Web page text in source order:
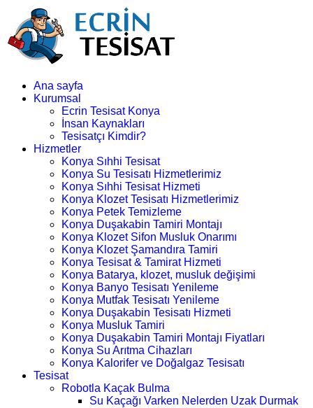
Ana sayfa
Kurumsal
Ecrin Tesisat Konya
İnsan Kaynakları
Tesisatçı Kimdir?
Hizmetler
Konya Sıhhi Tesisat
Konya Su Tesisatı Hizmetlerimiz
Konya Sıhhi Tesisat Hizmeti
Konya Klozet Tesisatı Hizmetlerimiz
Konya Petek Temizleme
Konya Duşakabin Tamiri Montajı
Konya Klozet Sifon Musluk Onarımı
Konya Klozet Şamandıra Tamiri
Konya Tesisat & Tamirat Hizmeti
Konya Batarya, klozet, musluk değişimi
Konya Banyo Tesisatı Yenileme
Konya Mutfak Tesisatı Yenileme
Konya Duşakabin Tesisatı Hizmeti
Konya Musluk Tamiri
Konya Duşakabin Tamiri Montajı Fiyatları
Konya Su Arıtma Cihazları
Konya Kalorifer ve Doğalgaz Tesisatı
Tesisat
Robotla Kaçak Bulma
Su Kaçağı Varken Nelerden Uzak Durmak